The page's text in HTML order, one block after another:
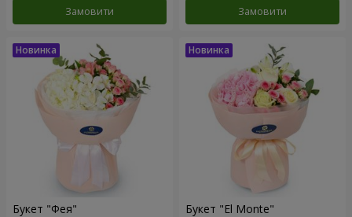
Замовити Замовити
Букет "Фея" Букет "El Monte"